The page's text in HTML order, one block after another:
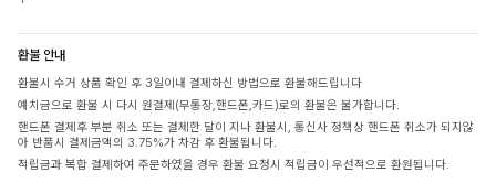
환불 안내
환불시 수거 상품 확인 후 3일이내 결제하신 방법으로 환불해드립니다
예치금으로 환불 시 다시 원결제(무통장,핸드폰,카드)로의 환불은 불가합니다.
핸드폰 결제후 부분 취소 또는 결제한 달이 지나 환불시, 통신사 정책상 핸드폰 취소가 되지않
아 반품시 결제금액의 3.75%가 차감 후 환불됩니다.
적립금과 복합 결제하여 주문하였을 경우 환불 요청시 적립금이 우선적으로 환원됩니다.